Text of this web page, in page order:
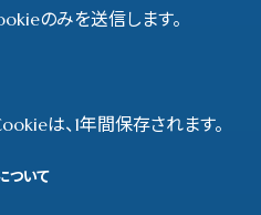
のみを送信します。
は、1年間保存されます。
ついて